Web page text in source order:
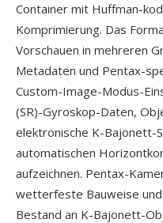
Container mit Huffman-
Komprimierung. Das
Vorschauen in mehreren
Metadaten und Pentax-
Custom-Image-Modus-
(SR)-Gyroskop-Daten,
elektronische K-Bajonett-
automatischen
aufzeichnen. Pentax-
wetterfeste Bauweise
Bestand an K-Bajonett-